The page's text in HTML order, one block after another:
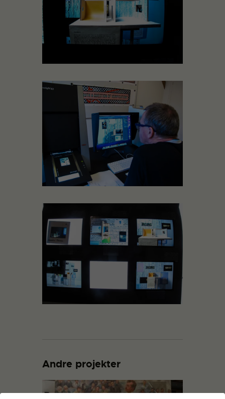
Andre projekter